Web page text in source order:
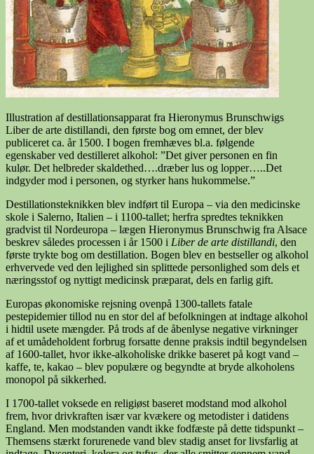
Illustration af destillationsapparat fra Hieronymus Brunschwigs
Liber de arte distillandi, den første bog om emnet, der blev
publiceret ca. år 1500. I bogen fremhæves bl.a. følgende
egenskaber ved destilleret alkohol: ”Det giver personen en fin
kulør. Det helbreder skaldethed….dræber lus og lopper…..Det
indgyder mod i personen, og styrker hans hukommelse.”
Destillationsteknikken blev indført til Europa – via den medicinske
skole i Salerno, Italien – i 1100-tallet; herfra spredtes teknikken
gradvist til Nordeuropa – lægen Hieronymus Brunschwig fra Alsace
beskrev således processen i år 1500 i Liber de arte distillandi, den
første trykte bog om destillation. Bogen blev en bestseller og alkohol
erhvervede ved den lejlighed sin splittede personlighed som dels et
næringsstof og nyttigt medicinsk præparat, dels en farlig gift.
Europas økonomiske rejsning ovenpå 1300-tallets fatale
pestepidemier tillod nu en stor del af befolkningen at indtage alkohol
i hidtil usete mængder. På trods af de åbenlyse negative virkninger
af et umådeholdent forbrug forsatte denne praksis indtil begyndelsen
af 1600-tallet, hvor ikke-alkoholiske drikke baseret på kogt vand –
kaffe, te, kakao – blev populære og begyndte at bryde alkoholens
monopol på sikkerhed.
I 1700-tallet voksede en religiøst baseret modstand mod alkohol
frem, hvor drivkraften især var kvækere og metodister i datidens
England. Men modstanden vandt ikke fodfæste på dette tidspunkt –
Themsens stærkt forurenede vand blev stadig anset for livsfarlig at